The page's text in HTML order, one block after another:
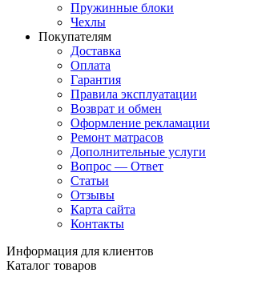
Пружинные блоки
Чехлы
Покупателям
Доставка
Оплата
Гарантия
Правила эксплуатации
Возврат и обмен
Оформление рекламации
Ремонт матрасов
Дополнительные услуги
Вопрос — Ответ
Статьи
Отзывы
Карта сайта
Контакты
Информация для клиентов
Каталог товаров